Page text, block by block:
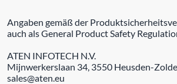
Angaben gemäß der
auch als General Product Safety
ATEN INFOTECH N.V.
Mijnwerkerslaan 34, 3550 Heusden-
sales@aten.eu